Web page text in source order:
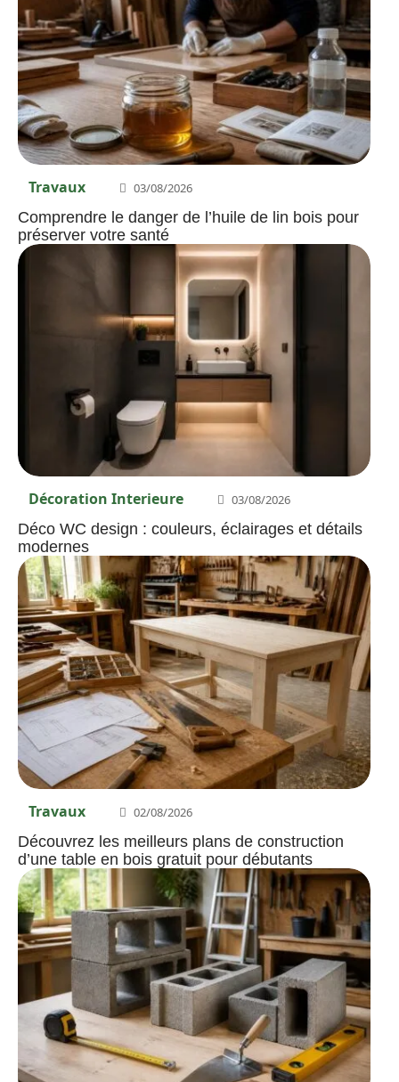
Travaux 03/08/2026
Comprendre le danger de l’huile de lin bois pour
préserver votre santé
Décoration Interieure 03/08/2026
Déco WC design : couleurs, éclairages et détails
modernes
Travaux 02/08/2026
Découvrez les meilleurs plans de construction
d’une table en bois gratuit pour débutants